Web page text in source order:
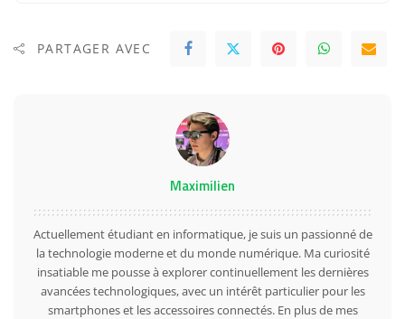
PARTAGER AVEC
Maximilien
Actuellement étudiant en informatique, je suis un passionné de
la technologie moderne et du monde numérique. Ma curiosité
insatiable me pousse à explorer continuellement les dernières
avancées technologiques, avec un intérêt particulier pour les
smartphones et les accessoires connectés. En plus de mes